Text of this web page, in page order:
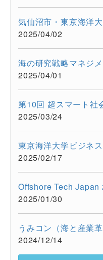
2025/04/02
2025/04/01
2025/03/24
2025/02/17
2025/01/30
2024/12/14